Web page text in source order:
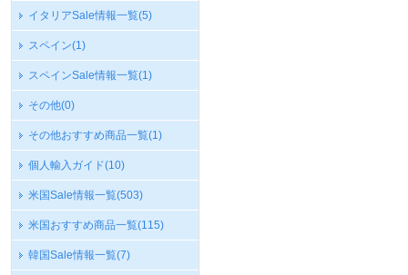
イタリアSale情報一覧(5)
スペイン(1)
スペインSale情報一覧(1)
その他(0)
その他おすすめ商品一覧(1)
個人輸入ガイド(10)
米国Sale情報一覧(503)
米国おすすめ商品一覧(115)
韓国Sale情報一覧(7)